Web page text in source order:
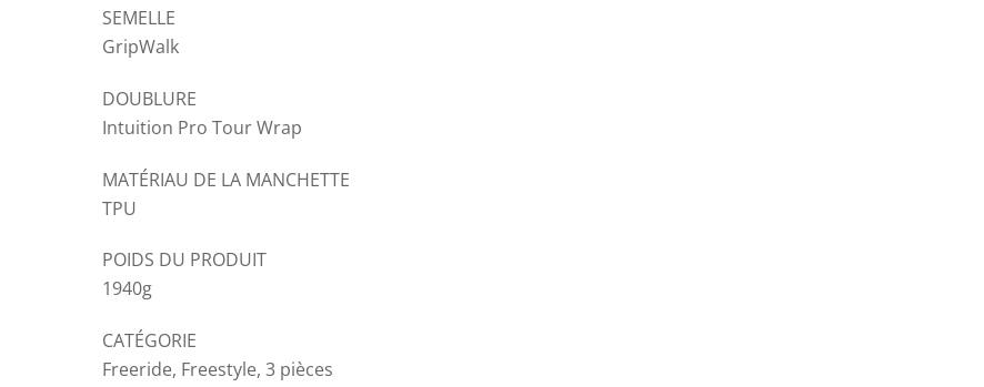
SEMELLE
GripWalk
DOUBLURE
Intuition Pro Tour Wrap
MATÉRIAU DE LA MANCHETTE
TPU
POIDS DU PRODUIT
1940g
CATÉGORIE
Freeride, Freestyle, 3 pièces